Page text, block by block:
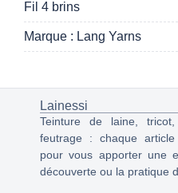
Fil 4 brins
Marque : Lang Yarns
Lainessi
Teinture de laine,
feutrage : chaque
pour vous apporter une
découverte ou la pratique